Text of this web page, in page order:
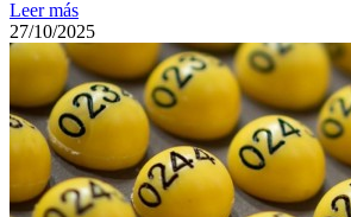
Leer más
27/10/2025